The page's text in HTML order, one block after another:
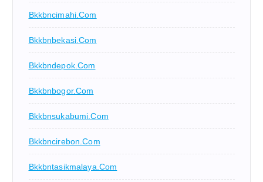
Bkkbncimahi.com
Bkkbnbekasi.com
Bkkbndepok.com
Bkkbnbogor.com
Bkkbnsukabumi.com
Bkkbncirebon.com
Bkkbntasikmalaya.com